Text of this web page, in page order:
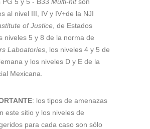
al nivel III, IV y IV+de la NJI
of Justice , de Estados
niveles 5 y 8 de la norma de
Laboatories , los niveles 4 y 5 de
y los niveles D y E de la
Mexicana.
: los tipos de amenazas
este sitio y los niveles de
para cada caso son sólo